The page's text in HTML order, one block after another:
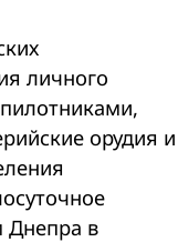
личного
орудия и
Днепра в